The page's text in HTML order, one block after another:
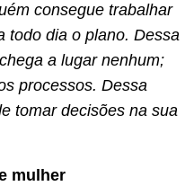
consegue trabalhar
todo dia o plano. Dessa
a lugar nenhum;
processos. Dessa
tomar decisões na sua
mulher